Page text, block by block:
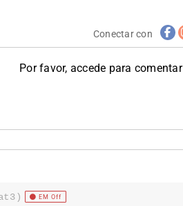
Conectar con
Por favor, accede para comentar
EM Off